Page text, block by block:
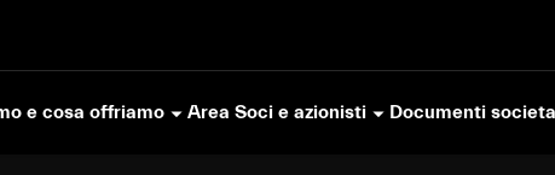
e cosa offriamo Area Soci e azionisti Documenti